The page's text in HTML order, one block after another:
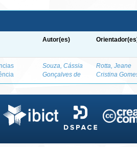
Autor(es)
Souza, Cássia
Gonçalves de
Rotta, Jeane
Cristina